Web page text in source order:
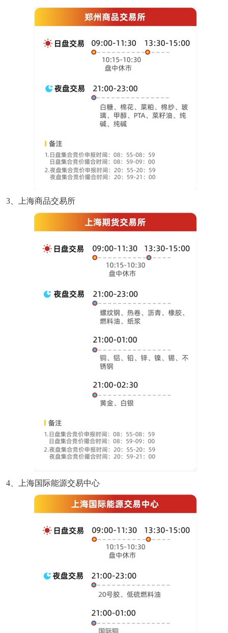
3、上海商品交易所
4、上海国际能源交易中心